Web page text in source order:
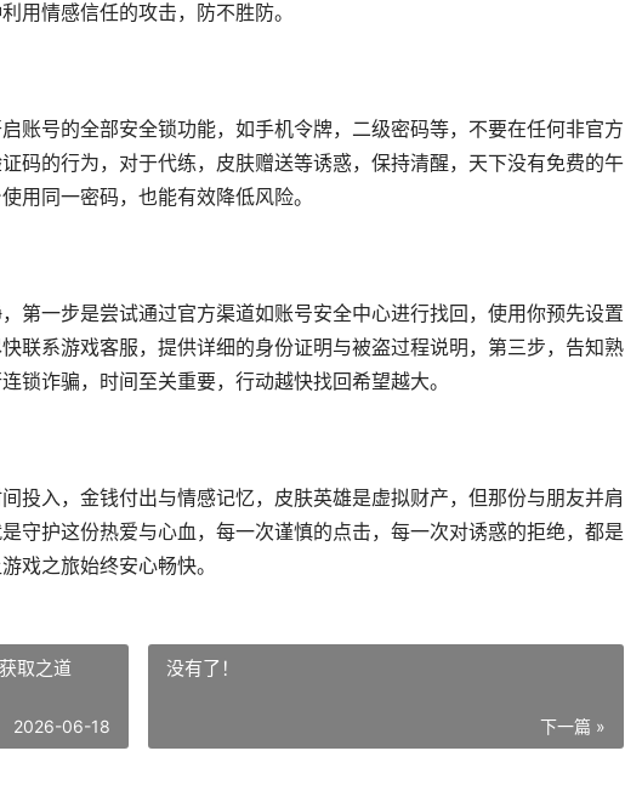
用情感信任的攻击，防不胜防。
账号的全部安全锁功能，如手机令牌，二级密码等，不要在任何非官方
码的行为，对于代练，皮肤赠送等诱惑，保持清醒，天下没有免费的午
用同一密码，也能有效降低风险。
第一步是尝试通过官方渠道如账号安全中心进行找回，使用你预先设置
联系游戏客服，提供详细的身份证明与被盗过程说明，第三步，告知熟
锁诈骗，时间至关重要，行动越快找回希望越大。
投入，金钱付出与情感记忆，皮肤英雄是虚拟财产，但那份与朋友并肩
守护这份热爱与心血，每一次谨慎的点击，每一次对诱惑的拒绝，都是
戏之旅始终安心畅快。
取之道
2026-06-18
没有了！
下一篇 »